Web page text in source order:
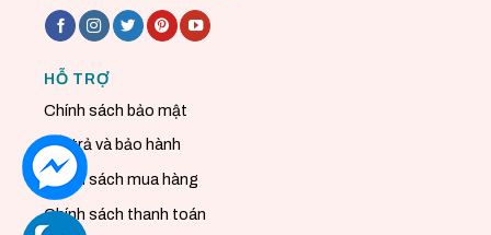
HỖ TRỢ
Chính sách bảo mật
Đổi trả và bảo hành
Chính sách mua hàng
Chính sách thanh toán